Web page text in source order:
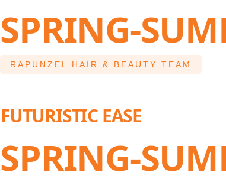
SPRING-
RAPUNZEL HAIR & BEAUTY TEAM
FUTURISTIC EASE
SPRING-